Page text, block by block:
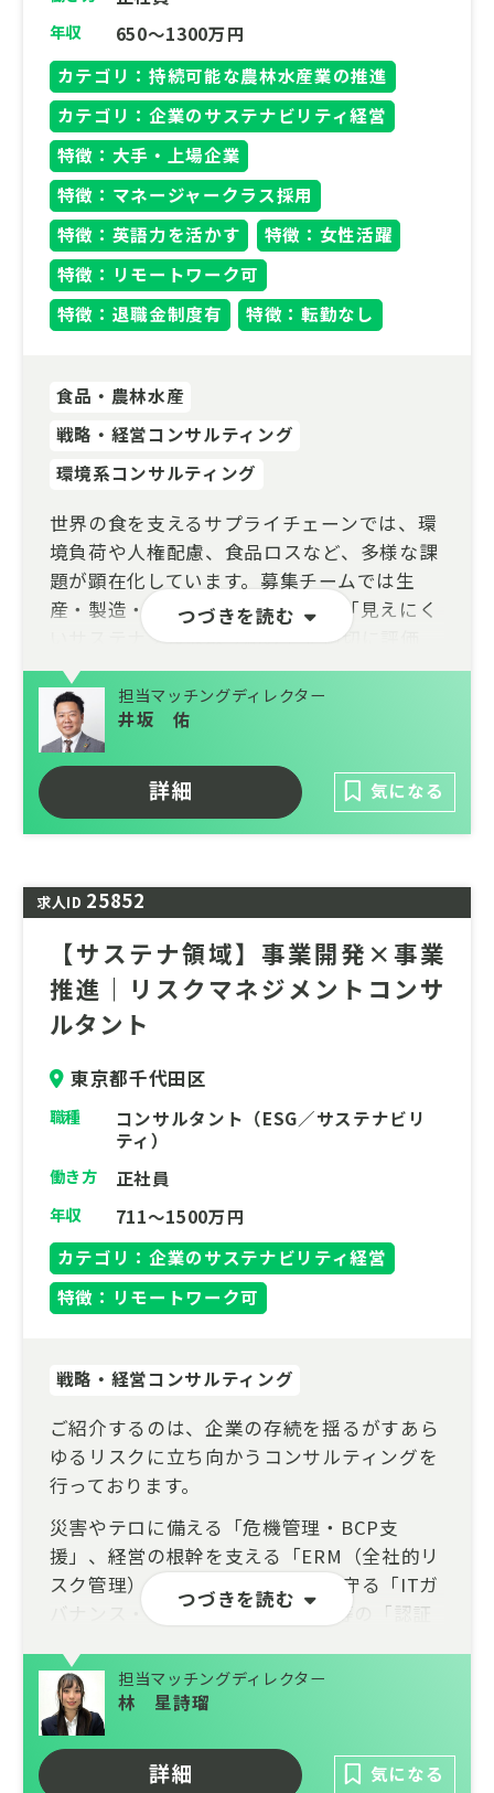
年収
650～1300万円
カテゴリ：持続可能な農林水産業の推進
カテゴリ：企業のサステナビリティ経営
特徴：大手・上場企業
特徴：マネージャークラス採用
特徴：英語力を活かす
特徴：女性活躍
特徴：リモートワーク可
特徴：退職金制度有
特徴：転勤なし
つづきを読む
食品・農林水産
戦略・経営コンサルティング
環境系コンサルティング
世界の食を支えるサプライチェーンでは、環
境負荷や人権配慮、食品ロスなど、多様な課
題が顕在化しています。募集チームでは生
産・製造・流通の全工程において「見えにく
いサステナブルな取り組み」を適切に評価
し、付加価値へ昇華させる社会の実現を目指
すアグリ・フード専門の精鋭組織です。
官公庁や大手企業に対し、食品ロスの削減、
SCMの高度化、トレーサビリティの普及な
ど、AIなどの先進技術も掛け合わせた先端プ
ロジェクトを幅広く手掛けています。
ションを起点に、制度設計からビジネス実装
まで、市場の新たな仕組みを自ら創り出せる
刺激的な環境です。
ご応募、お問い合わせをお待ちしておりま
す。
担当マッチングディレクター
井坂 佑
詳細 気になる
求人ID 25852
【サステナ領域】事業開発×事業
推進｜リスクマネジメントコンサ
ルタント
東京都千代田区
職種
コンサルタント（ESG／サステナビリ
ティ）
働き方 正社員
年収
711～1500万円
カテゴリ：企業のサステナビリティ経営
特徴：リモートワーク可
つづきを読む
戦略・経営コンサルティング
ご紹介するのは、企業の存続を揺るがすあら
ゆるリスクに立ち向かうコンサルティングを
行っております。
災害やテロに備える「危機管理・BCP支
援」、経営の根幹を支える「ERM（全社的リ
スク管理）」、サイバー脅威から守る「ITガ
バナンス・セキュリティ」、ISO等の「認証
育・研修）」まで、企業の安全と成長をトー
タルで支援されてきました。
今回募集するポジションは、単なるアドバイ
ザーではなく、SSBJ基準対応や人権DD、
担当マッチングディレクター
林 星詩瑠
詳細 気になる